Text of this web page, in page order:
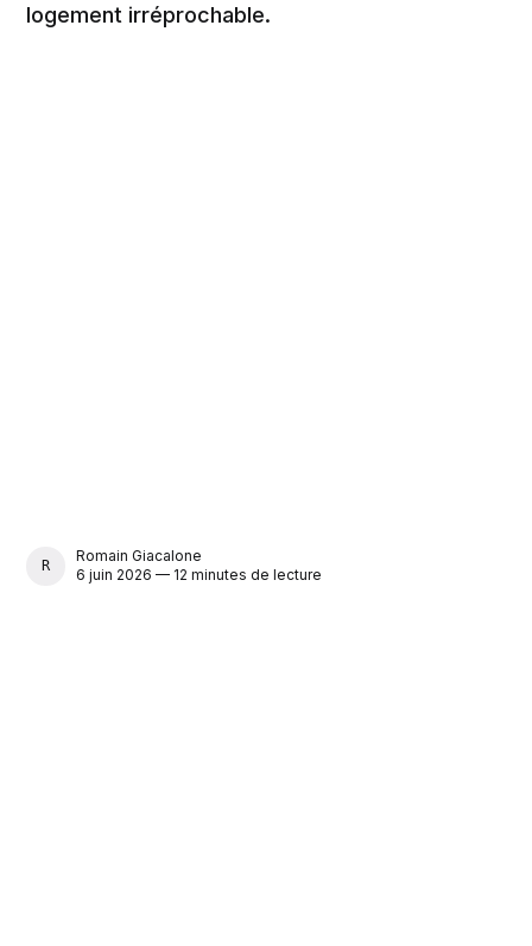
logement irréprochable.
ROMAIN GIACALONE
Romain Giacalone
6 juin 2026 — 12 minutes de lecture